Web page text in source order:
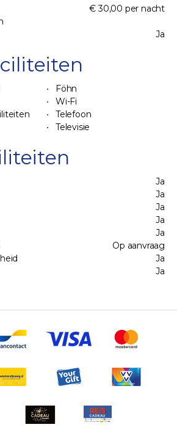
€ 30,00 per nacht
Ja
Föhn
Wi-Fi
Telefoon
Televisie
Ja
Ja
Ja
Ja
Ja
Op aanvraag
Ja
Ja